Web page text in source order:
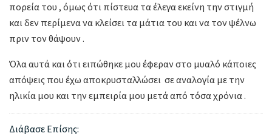
πορεία του , όμως ότι πίστευα τα έλεγα εκείνη την στιγμή
και δεν περίμενα να κλείσει τα μάτια του και να τον ψέλνω
πριν τον θάψουν .
Όλα αυτά και ότι ειπώθηκε μου έφεραν στο μυαλό κάποιες
απόψεις που έχω αποκρυσταλλώσει σε αναλογία με την
ηλικία μου και την εμπειρία μου μετά από τόσα χρόνια .
Διάβασε Επίσης: